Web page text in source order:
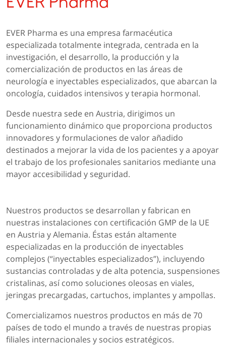
EVER Pharma
EVER Pharma es una empresa farmacéutica
especializada totalmente integrada, centrada en la
investigación, el desarrollo, la producción y la
comercialización de productos en las áreas de
neurología e inyectables especializados, que abarcan la
oncología, cuidados intensivos y terapia hormonal.
Desde nuestra sede en Austria, dirigimos un
funcionamiento dinámico que proporciona productos
innovadores y formulaciones de valor añadido
destinados a mejorar la vida de los pacientes y a apoyar
el trabajo de los profesionales sanitarios mediante una
mayor accesibilidad y seguridad.
Nuestros productos se desarrollan y fabrican en
nuestras instalaciones con certificación GMP de la UE
en Austria y Alemania. Éstas están altamente
especializadas en la producción de inyectables
complejos (“inyectables especializados”), incluyendo
sustancias controladas y de alta potencia, suspensiones
cristalinas, así como soluciones oleosas en viales,
jeringas precargadas, cartuchos, implantes y ampollas.
Comercializamos nuestros productos en más de 70
países de todo el mundo a través de nuestras propias
filiales internacionales y socios estratégicos.